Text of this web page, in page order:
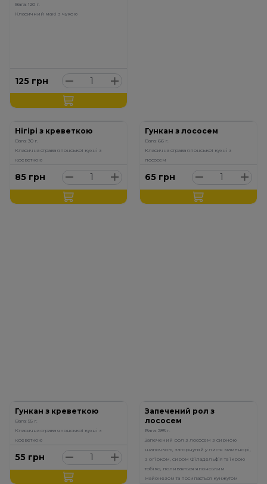
Вага: 120 г.
Класичний макі з чукою
125 грн
Нігірі з креветкою
Вага: 30 г.
Класична страва японської кухні з
креветкою
85 грн
Гункан з лососем
Вага: 66 г.
Класична страва японської кухні з
лососем
65 грн
Гункан з креветкою
Вага: 55 г.
Класична страва японської кухні з
креветкою
55 грн
Запечений рол з
лососем
Вага: 285 г.
Запечений рол з лососем з сирною
шапочкою, загорнутий у листя маменорі,
з огірком, сиром Філадельфія та ікрою
тобіко, поливається японським
майонезом та посипається кунжутом